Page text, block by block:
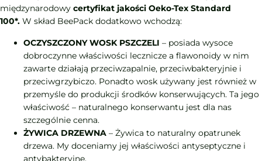
międzynarodowy certyfikat jakości Oeko-Tex Standard
100*. W skład BeePack dodatkowo wchodzą:
OCZYSZCZONY WOSK PSZCZELI – posiada wysoce
dobroczynne właściwości lecznicze a flawonoidy w nim
zawarte działają przeciwzapalnie, przeciwbakteryjnie i
przeciwgrzybiczo. Ponadto wosk używany jest również w
przemyśle do produkcji środków konserwujących. Ta jego
właściwość – naturalnego konserwantu jest dla nas
szczególnie cenna.
ŻYWICA DRZEWNA – Żywica to naturalny opatrunek
drzewa. My doceniamy jej właściwości antyseptyczne i
antybakteryjne.